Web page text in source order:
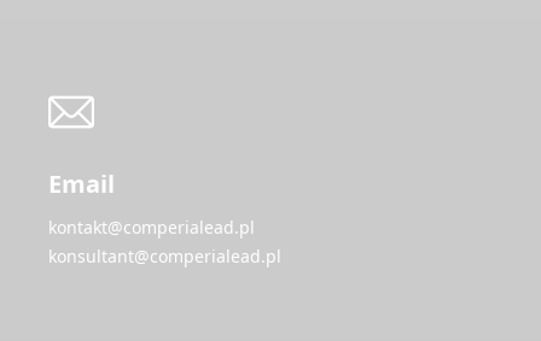
Email
kontakt@comperialead.pl
konsultant@comperialead.pl